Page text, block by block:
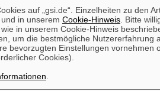
auf „gsi.de“. Einzelheiten zu den
in unserem Cookie-Hinweis . Bitte
in unserem Cookie-Hinweis
um die bestmögliche Nutzererfahrung
bevorzugten Einstellungen vornehmen
Cookies).